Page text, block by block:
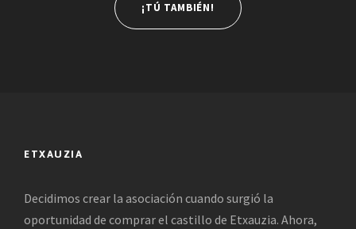
¡TÚ TAMBIÉN!
ETXAUZIA
Decidimos crear la asociación cuando surgió la
oportunidad de comprar el castillo de Etxauzia. Ahora,